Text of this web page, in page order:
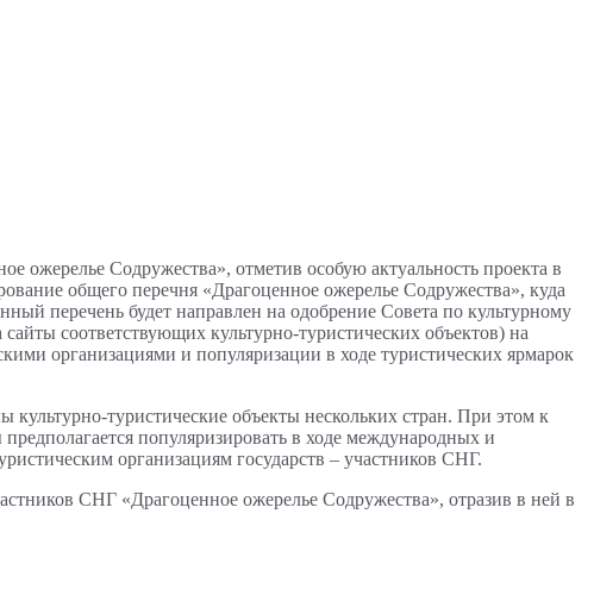
Содружества», отметив особую актуальность проекта в
общего перечня «Драгоценное ожерелье Содружества», куда
перечень будет направлен на одобрение Совета по культурному
соответствующих культурно-туристических объектов) на
организациями и популяризации в ходе туристических ярмарок
туристические объекты нескольких стран. При этом к
популяризировать в ходе международных и
организациям государств – участников СНГ.
СНГ «Драгоценное ожерелье Содружества», отразив в ней в